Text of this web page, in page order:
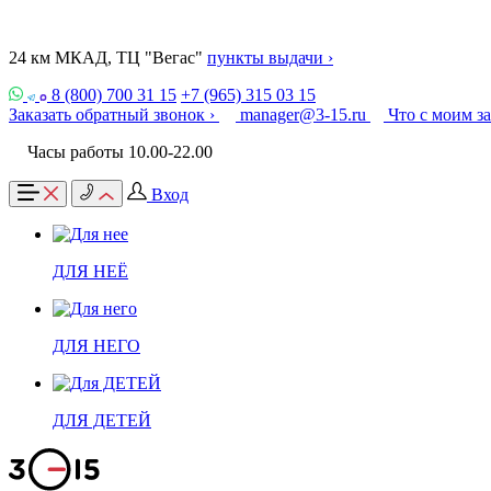
24 км МКАД, ТЦ "Вегас" пункты выдачи ›
8 (800) 700 31 15 +7 (965) 315 03 15
Заказать обратный звонок ›
manager@3-15.ru
Что с моим
Часы работы 10.00-22.00
Вход
ДЛЯ НЕЁ
ДЛЯ НЕГО
ДЛЯ ДЕТЕЙ